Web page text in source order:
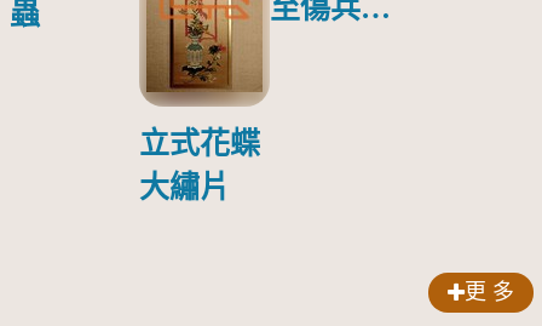
蟲
立式花蝶
大繡片
至傷兵醫
傷日本戰
更 多